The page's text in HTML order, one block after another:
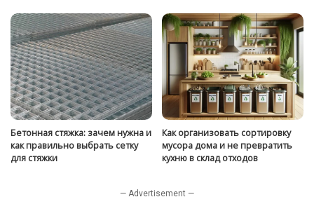
Бетонная стяжка: зачем нужна и
как правильно выбрать сетку
для стяжки
Как организовать сортировку
мусора дома и не превратить
кухню в склад отходов
— Advertisement —